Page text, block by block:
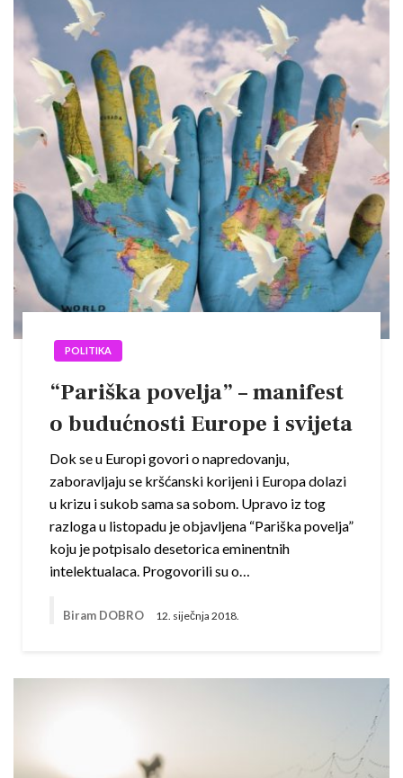
POLITIKA
“Pariška povelja” – manifest
o budućnosti Europe i svijeta
Dok se u Europi govori o napredovanju,
zaboravljaju se kršćanski korijeni i Europa dolazi
u krizu i sukob sama sa sobom. Upravo iz tog
razloga u listopadu je objavljena “Pariška povelja”
koju je potpisalo desetorica eminentnih
intelektualaca. Progovorili su o…
Biram DOBRO 12. siječnja 2018.